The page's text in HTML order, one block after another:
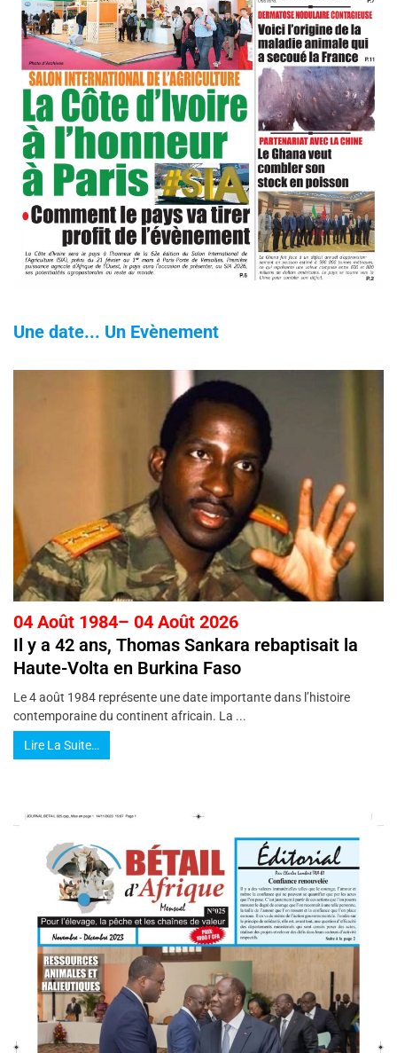
Une date... Un Evènement
04 Août 1984– 04 Août 2026
Il y a 42 ans, Thomas Sankara rebaptisait la
Haute-Volta en Burkina Faso
Le 4 août 1984 représente une date importante dans l’histoire
contemporaine du continent africain. La ...
Lire La Suite…